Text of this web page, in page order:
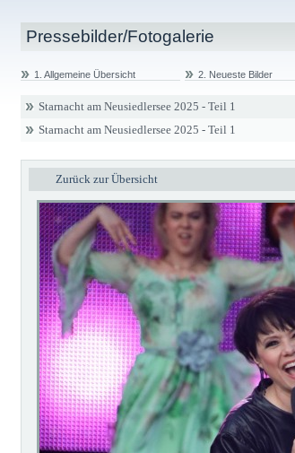
Pressebilder/Fotogalerie
1. Allgemeine Übersicht 2. Neueste Bilder
Starnacht am Neusiedlersee 2025 - Teil 1
Starnacht am Neusiedlersee 2025 - Teil 1
Zurück zur Übersicht